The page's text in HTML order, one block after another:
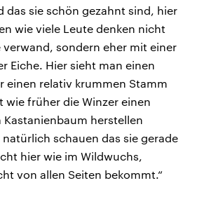
das sie schön gezahnt sind, hier
wie viele Leute denken nicht
sondern eher mit einer
Eiche. Hier sieht man einen
einen relativ krummen Stamm
wie früher die Winzer einen
herstellen
schauen das sie gerade
hier wie im Wildwuchs,
von allen Seiten bekommt.“